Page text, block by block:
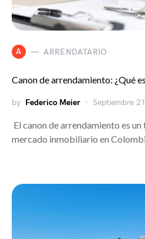
A ARRENDATARIO
Canon de arrendamiento: ¿Qué
by Federico Meier Septiembre
El canon de arrendamiento es
mercado inmobiliario en